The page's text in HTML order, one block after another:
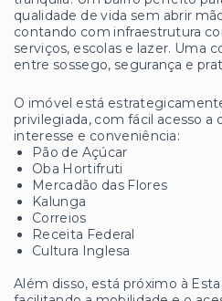
qualidade de vida sem abrir
contando com infraestrutura
serviços, escolas e lazer. Uma
entre sossego, segurança e
O imóvel está
privilegiada, com fácil acesso a
interesse e conveniência:
Pão de Açúcar
Oba Hortifruti
Mercadão das Flores
Kalunga
Correios
Receita Federal
Cultura Inglesa
Além disso, está próximo à